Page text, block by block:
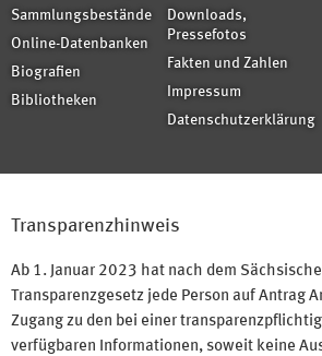
Sammlungsbestände
Online-Datenbanken
Biografien
Bibliotheken
Downloads,
Pressefotos
Fakten und Zahlen
Impressum
Datenschutzerklärung
Transparenzhinweis
Ab 1. Januar 2023 hat nach dem
Transparenzgesetz jede Person auf Antrag
Zugang zu den bei einer
verfügbaren Informationen, soweit keine